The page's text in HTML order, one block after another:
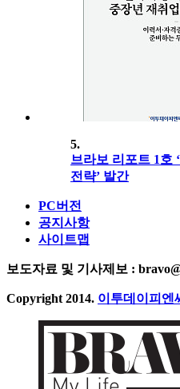
5.
브라보 리포트 1호
전략’ 발간
PC버전
공지사항
사이트맵
보도자료 및 기사제보 :
Copyright 2014. 이투데이피엔